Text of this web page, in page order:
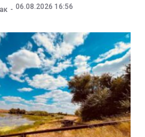
06.08.2026 16:56